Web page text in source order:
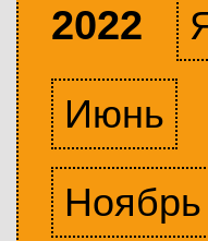
2022
Июнь
Ноябрь